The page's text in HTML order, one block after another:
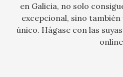
en Galicia, no solo
excepcional, sino
único. Hágase con las